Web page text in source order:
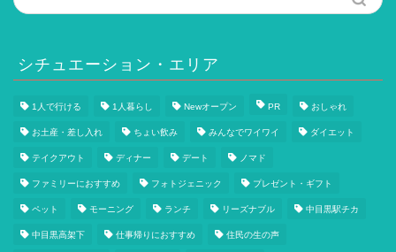
覧
シチュエーション・エリア
1人で行ける 1人暮らし Newオープン PR おしゃれ
お土産・差し入れ ちょい飲み みんなでワイワイ ダイエット
テイクアウト ディナー デート ノマド
ファミリーにおすすめ フォトジェニック プレゼント・ギフト
ペット モーニング ランチ リーズナブル 中目黒駅チカ
中目黒高架下 仕事帰りにおすすめ 住民の生の声